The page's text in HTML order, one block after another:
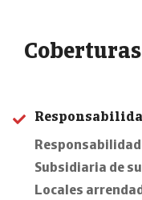
Coberturas
Subsidiaria de
Locales